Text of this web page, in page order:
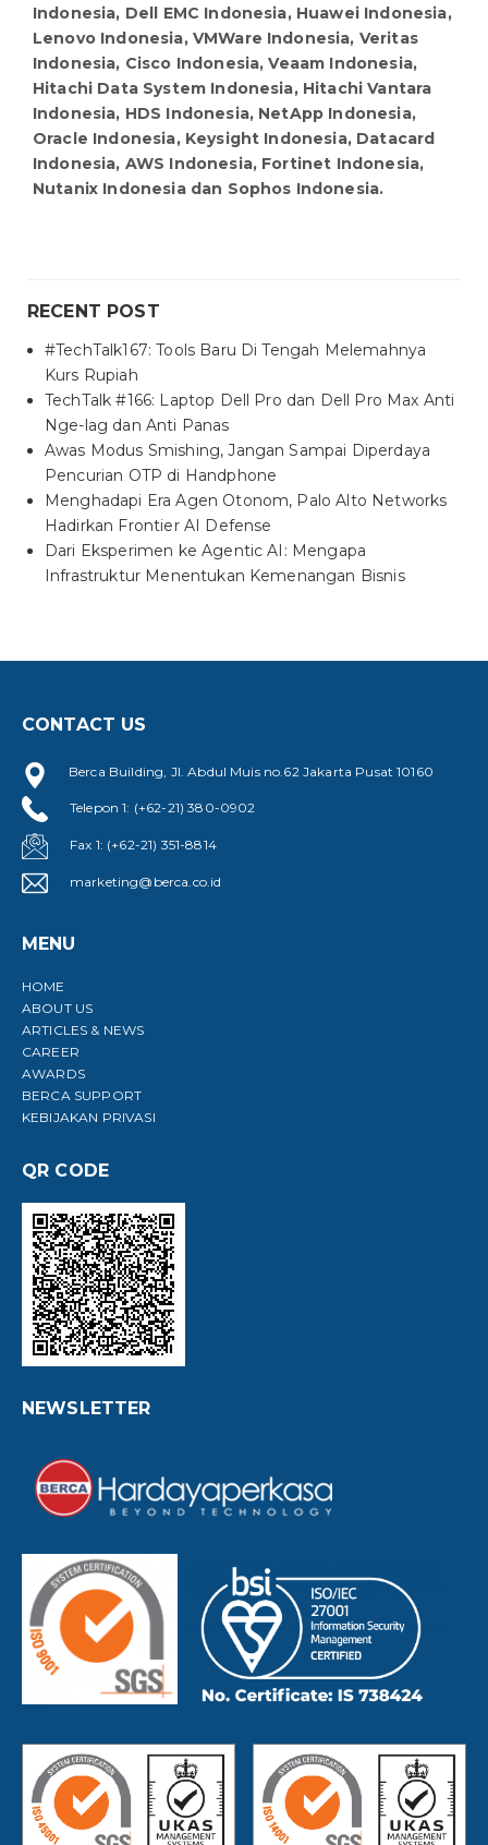
Indonesia, Dell EMC Indonesia, Huawei Indonesia,
Lenovo Indonesia, VMWare Indonesia, Veritas
Indonesia, Cisco Indonesia, Veaam Indonesia,
Hitachi Data System Indonesia, Hitachi Vantara
Indonesia, HDS Indonesia, NetApp Indonesia,
Oracle Indonesia, Keysight Indonesia, Datacard
Indonesia, AWS Indonesia, Fortinet Indonesia,
Nutanix Indonesia dan Sophos Indonesia.
RECENT POST
#TechTalk167: Tools Baru Di Tengah Melemahnya
Kurs Rupiah
TechTalk #166: Laptop Dell Pro dan Dell Pro Max Anti
Nge-lag dan Anti Panas
Awas Modus Smishing, Jangan Sampai Diperdaya
Pencurian OTP di Handphone
Menghadapi Era Agen Otonom, Palo Alto Networks
Hadirkan Frontier AI Defense
Dari Eksperimen ke Agentic AI: Mengapa
Infrastruktur Menentukan Kemenangan Bisnis
CONTACT US
Berca Building, Jl. Abdul Muis no.62 Jakarta Pusat 10160
Telepon 1: (+62-21) 380-0902
Fax 1: (+62-21) 351-8814
marketing@berca.co.id
MENU
HOME
ABOUT US
ARTICLES & NEWS
CAREER
AWARDS
BERCA SUPPORT
KEBIJAKAN PRIVASI
QR CODE
NEWSLETTER